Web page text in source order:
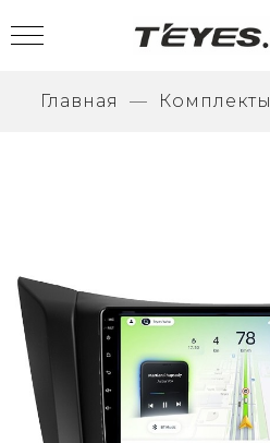
Главная Комплекты